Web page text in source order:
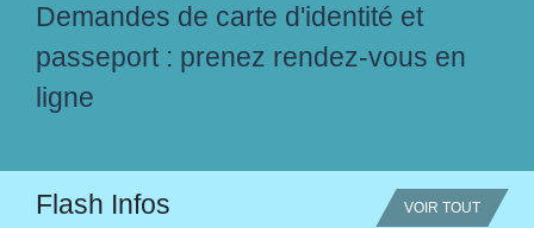
Demandes de carte d'identité et
passeport : prenez rendez-vous en
ligne
Flash Infos VOIR TOUT